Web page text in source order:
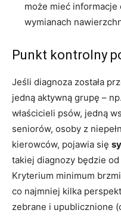
może mieć informacje
wymianach
Punkt kontrolny
Jeśli diagnoza została
jedną aktywną grupę –
właścicieli psów, jedną
seniorów, osoby z
kierowców, pojawia się
takiej diagnozy będzie
Kryterium minimum
co najmniej kilka
zebrane i upublicznione